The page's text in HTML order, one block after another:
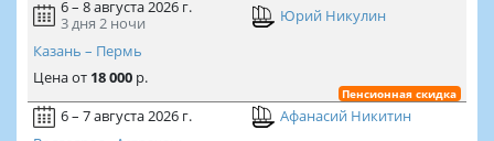
6 – 8 августа 2026 г.
3 дня 2 ночи
Юрий Никулин
Казань – Пермь
Ценаот 18 000р.
Пенсионная скидка
6 – 7 августа 2026 г.
Афанасий Никитин